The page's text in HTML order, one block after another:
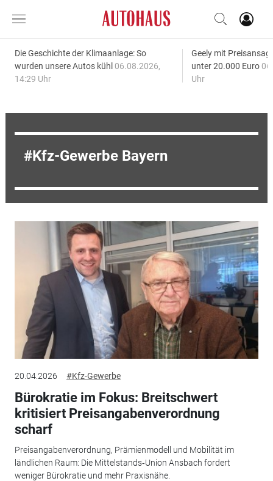
Die Geschichte der Klimaanlage: So
wurden unsere Autos kühl 06.08.2026,
14:29 Uhr
Geely mit
unter 20.000 Euro
Uhr
Kfz-Gewerbe Bayern
20.04.2026 #Kfz-Gewerbe
Bürokratie im Fokus: Breitschwert
kritisiert Preisangabenverordnung
scharf
Preisangabenverordnung, Prämienmodell und Mobilität im
ländlichen Raum: Die Mittelstands‑Union Ansbach fordert
weniger Bürokratie und mehr Praxisnähe.